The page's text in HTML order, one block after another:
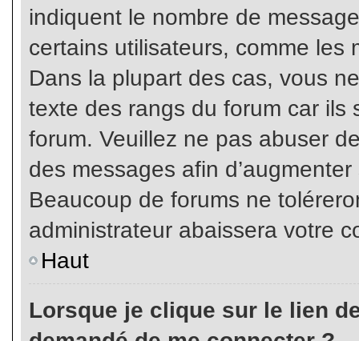
indiquent le nombre de
certains utilisateurs, comme les
Dans la plupart des cas, vous
texte des rangs du forum car ils
forum. Veuillez ne pas abuser
des messages afin
Beaucoup de forums ne
administrateur abaissera votre
Haut
Lorsque je clique sur le lien